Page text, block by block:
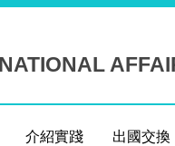
介紹實踐 出國交換